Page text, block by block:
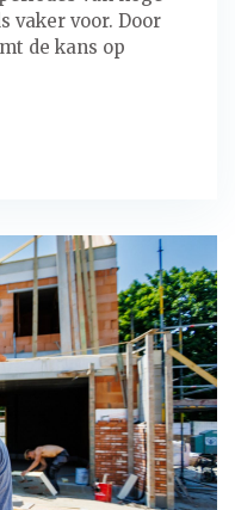
vaker voor. Door
de kans op